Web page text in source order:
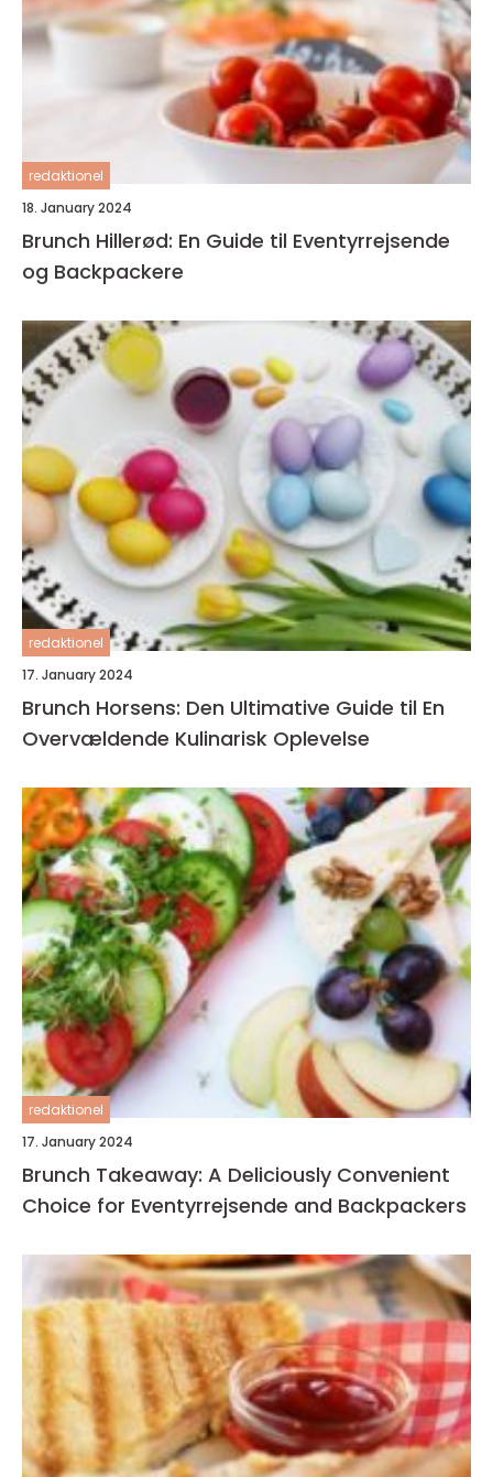
redaktionel
18. January 2024
Brunch Hillerød: En Guide til Eventyrrejsende
og Backpackere
redaktionel
17. January 2024
Brunch Horsens: Den Ultimative Guide til En
Overvældende Kulinarisk Oplevelse
redaktionel
17. January 2024
Brunch Takeaway: A Deliciously Convenient
Choice for Eventyrrejsende and Backpackers